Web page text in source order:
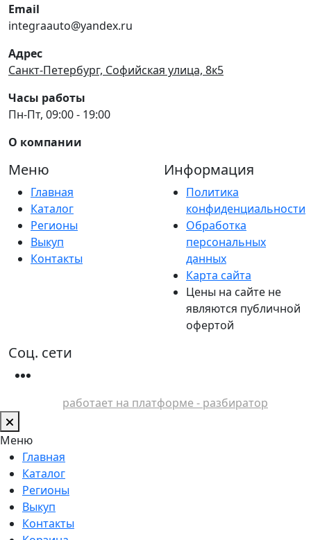
Email
integraauto@yandex.ru
Адрес
Санкт-Петербург, Софийская улица, 8к5
Часы работы
Пн-Пт, 09:00 - 19:00
О компании
Меню
Главная
Каталог
Регионы
Выкуп
Контакты
Информация
Политика
конфиденциальности
Обработка
персональных
данных
Карта сайта
Цены на сайте не
являются публичной
офертой
Соц. сети
работает на платформе - разбиратор
Меню
Главная
Каталог
Регионы
Выкуп
Контакты